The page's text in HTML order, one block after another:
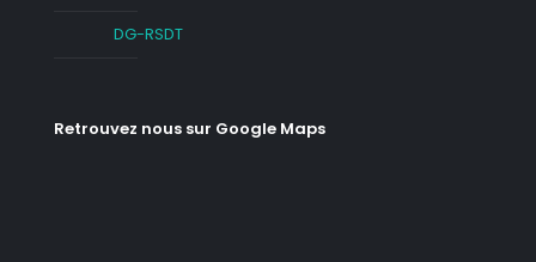
DG-RSDT
Retrouvez nous sur Google Maps